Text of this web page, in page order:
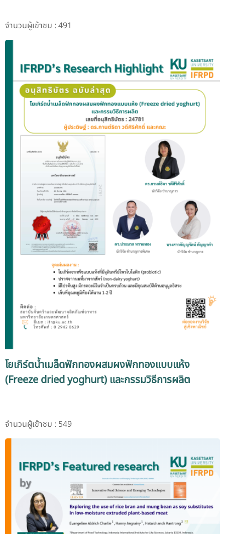
จำนวนผู้เข้าชม : 491
โยเกิร์ตน้ำเมล็ดฟักทองผสมผงฟักทองแบบแห้ง
(Freeze dried yoghurt) และกรรมวิธีการผลิต
จำนวนผู้เข้าชม : 549